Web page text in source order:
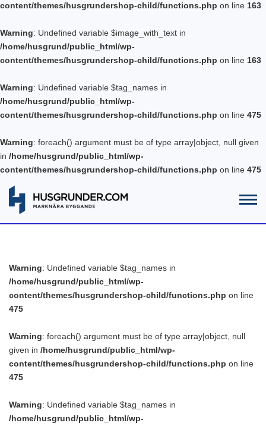
content/themes/husgrundershop-child/functions.php on line 163
Warning: Undefined variable $image_with_text in
/home/husgrund/public_html/wp-
content/themes/husgrundershop-child/functions.php on line 163
Warning: Undefined variable $tag_names in
/home/husgrund/public_html/wp-
content/themes/husgrundershop-child/functions.php on line 475
Warning: foreach() argument must be of type array|object, null given
in /home/husgrund/public_html/wp-
content/themes/husgrundershop-child/functions.php on line 475
Warning: Undefined variable $tag_names in
/home/husgrund/public_html/wp-
content/themes/husgrundershop-child/functions.php on line
475
Warning: foreach() argument must be of type array|object, null
given in /home/husgrund/public_html/wp-
content/themes/husgrundershop-child/functions.php on line
475
Warning: Undefined variable $tag_names in
/home/husgrund/public_html/wp-